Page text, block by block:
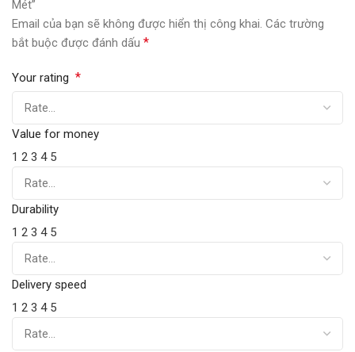
Mét”
Email của bạn sẽ không được hiển thị công khai. Các trường
bắt buộc được đánh dấu *
Your rating *
Value for money
1 2 3 4 5
Durability
1 2 3 4 5
Delivery speed
1 2 3 4 5